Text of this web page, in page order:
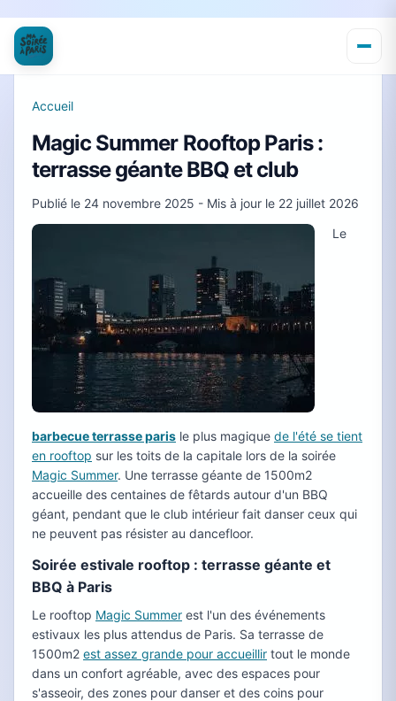
Accueil
Magic Summer Rooftop Paris :
terrasse géante BBQ et club
Publié le 24 novembre 2025 - Mis à jour le 22 juillet 2026
Le
barbecue terrasse paris le plus magique de l'été se tient
en rooftop sur les toits de la capitale lors de la soirée
Magic Summer. Une terrasse géante de 1500m2
accueille des centaines de fêtards autour d'un BBQ
géant, pendant que le club intérieur fait danser ceux qui
ne peuvent pas résister au dancefloor.
Soirée estivale rooftop : terrasse géante et
BBQ à Paris
Le rooftop Magic Summer est l'un des événements
estivaux les plus attendus de Paris. Sa terrasse de
1500m2 est assez grande pour accueillir tout le monde
dans un confort agréable, avec des espaces pour
s'asseoir, des zones pour danser et des coins pour